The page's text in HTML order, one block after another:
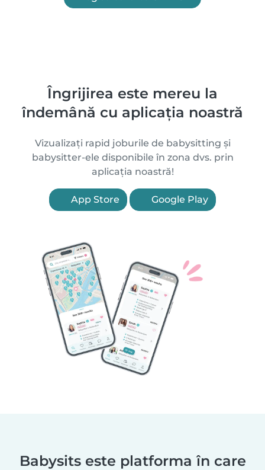
Îngrijirea este mereu la
îndemână cu aplicația noastră
Vizualizați rapid joburile de babysitting și
babysitter-ele disponibile în zona dvs. prin
aplicația noastră!
App Store Google Play
Babysits este platforma în care